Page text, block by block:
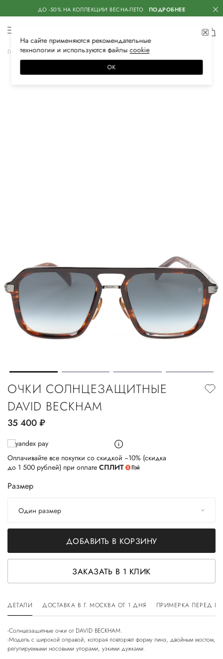
ДО -50% НА КОЛЛЕКЦИИ ВЕСНА-ЛЕТО ПОДРОБНЕЕ
Главная Женская Аксессуары Очки
ОЧКИ СОЛНЦЕЗАЩИТНЫЕ
DAVID BECKHAM
35 400руб.
Оплачивайте все покупки со скидкой −10% (скидка
до 1 500 рублей) при оплате СПЛИТ
Размер
Один размер
ДОБАВИТЬ В КОРЗИНУ
ЗАКАЗАТЬ В 1 КЛИК
ДЕТАЛИ ДОСТАВКА В Г. МОСКВА ОТ 1 ДНЯ ПРИМЕРКА ПЕРЕД
-Солнцезащитные очки от DAVID BECKHAM.
-Модель с широкой оправой, которая повторяет форму линз, двойным мостом,
На сайте применяются рекомендательные
технологии и используются файлысооkiе
ОК